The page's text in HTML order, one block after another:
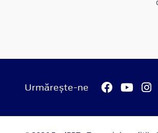
Urmărește-ne